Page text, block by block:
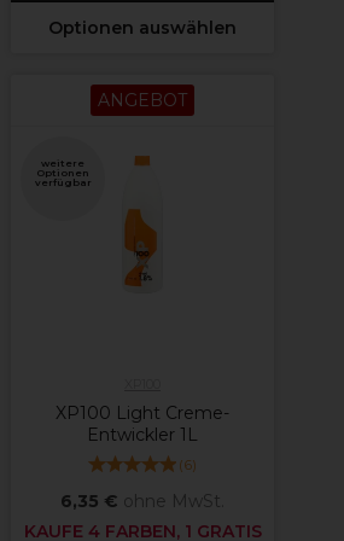
Optionen auswählen
ANGEBOT
weitere
Optionen
verfügbar
XP100 Light Creme-
Entwickler 1L
(6)
6,35 € ohne MwSt.
KAUFE 4 FARBEN, 1 GRATIS